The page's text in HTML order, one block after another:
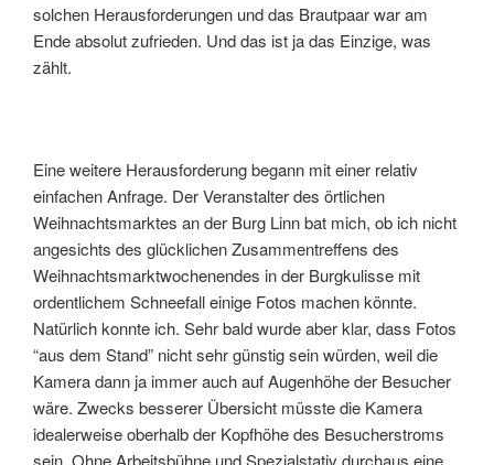
solchen Herausforderungen und das Brautpaar war am
Ende absolut zufrieden. Und das ist ja das Einzige, was
zählt.
Eine weitere Herausforderung begann mit einer relativ
einfachen Anfrage. Der Veranstalter des örtlichen
Weihnachtsmarktes an der Burg Linn bat mich, ob ich nicht
angesichts des glücklichen Zusammentreffens des
Weihnachtsmarktwochenendes in der Burgkulisse mit
ordentlichem Schneefall einige Fotos machen könnte.
Natürlich konnte ich. Sehr bald wurde aber klar, dass Fotos
“aus dem Stand” nicht sehr günstig sein würden, weil die
Kamera dann ja immer auch auf Augenhöhe der Besucher
wäre. Zwecks besserer Übersicht müsste die Kamera
idealerweise oberhalb der Kopfhöhe des Besucherstroms
sein. Ohne Arbeitsbühne und Spezialstativ durchaus eine